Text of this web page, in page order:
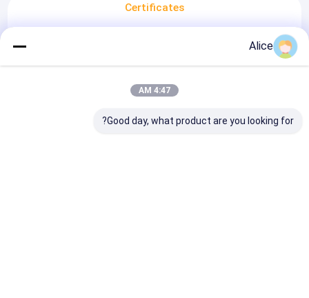
Certificates
ISO9001:2015
Halal Decree
Alice
4:47 AM
Good day, what product are you looking for?